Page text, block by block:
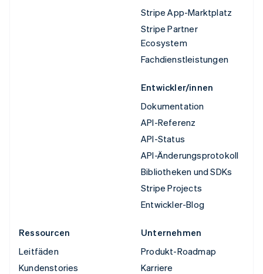
Stripe App-Marktplatz
Stripe Partner
Ecosystem
Fachdienstleistungen
Entwickler/innen
Dokumentation
API-Referenz
API-Status
API-Änderungsprotokoll
Bibliotheken und SDKs
Stripe Projects
Entwickler-Blog
Ressourcen
Leitfäden
Kundenstories
Unternehmen
Produkt-Roadmap
Karriere